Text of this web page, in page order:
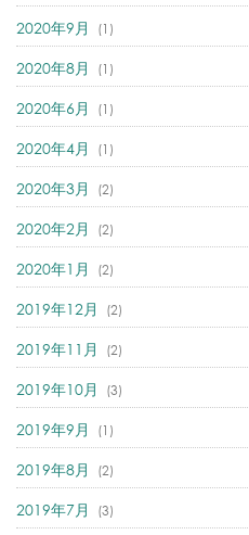
2020年9月 (1)
2020年8月 (1)
2020年6月 (1)
2020年4月 (1)
2020年3月 (2)
2020年2月 (2)
2020年1月 (2)
2019年12月 (2)
2019年11月 (2)
2019年10月 (3)
2019年9月 (1)
2019年8月 (2)
2019年7月 (3)